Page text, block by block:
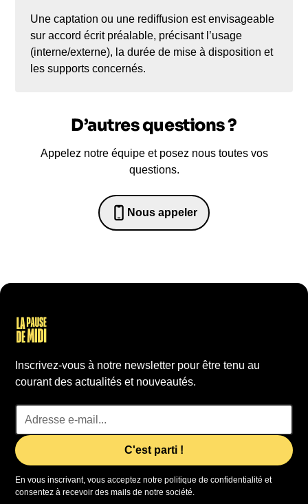
Une captation ou une rediffusion est envisageable
sur accord écrit préalable, précisant l’usage
(interne/externe), la durée de mise à disposition et
les supports concernés.
D’autres questions ?
Appelez notre équipe et posez nous toutes vos
questions.
Nous appeler
0652698481
Inscrivez-vous à notre newsletter pour être tenu au
courant des actualités et nouveautés.
En vous inscrivant, vous acceptez notre politique de confidentialité et
consentez à recevoir des mails de notre société.